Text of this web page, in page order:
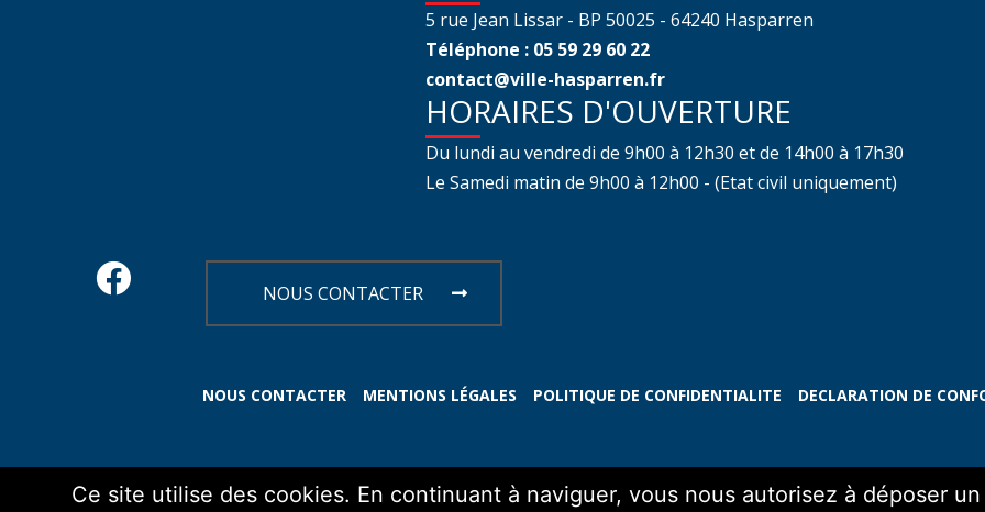
5 rue Jean Lissar - BP 50025 - 64240 Hasparren
Téléphone : 05 59 29 60 22
contact@ville-hasparren.fr
HORAIRES D'OUVERTURE
Du lundi au vendredi de 9h00 à 12h30 et de 14h00 à 17h30
Le Samedi matin de 9h00 à 12h00 - (Etat civil uniquement)
NOUS CONTACTER
NOUS CONTACTER MENTIONS LÉGALES POLITIQUE DE CONFIDENTIALITE DECLARATION DE
Ce site utilise des cookies. En continuant à naviguer, vous nous autorisez à déposer